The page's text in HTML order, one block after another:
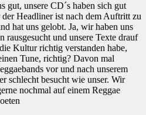
gut, unsere CD´s haben sich gut
Headliner ist nach dem Auftritt zu
hat uns gelobt. Ja, wir haben uns
rausgesucht und unsere Texte drauf
Kultur richtig verstanden habe,
Tune, richtig? Davon mal
vor und nach unserem
schlecht besucht wie unser. Wir
nochmal auf einem Reggae